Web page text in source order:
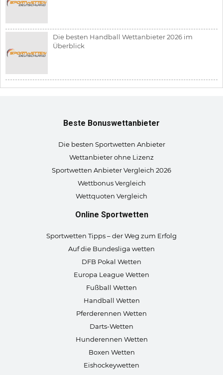
Die besten Handball Wettanbieter 2026 im
Überblick
Beste Bonuswettanbieter
Die besten Sportwetten Anbieter
Wettanbieter ohne Lizenz
Sportwetten Anbieter Vergleich 2026
Wettbonus Vergleich
Wettquoten Vergleich
Online Sportwetten
Sportwetten Tipps – der Weg zum Erfolg
Auf die Bundesliga wetten
DFB Pokal Wetten
Europa League Wetten
Fußball Wetten
Handball Wetten
Pferderennen Wetten
Darts-Wetten
Hunderennen Wetten
Boxen Wetten
Eishockeywetten